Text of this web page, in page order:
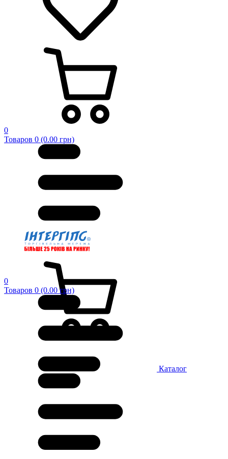
0
Товаров 0 (0.00 грн)
0
Товаров 0 (0.00 грн)
Каталог